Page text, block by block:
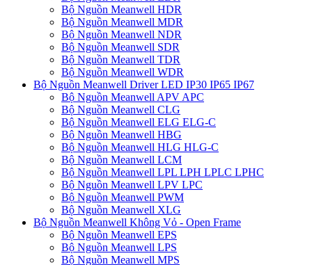
Bộ Nguồn Meanwell HDR
Bộ Nguồn Meanwell MDR
Bộ Nguồn Meanwell NDR
Bộ Nguồn Meanwell SDR
Bộ Nguồn Meanwell TDR
Bộ Nguồn Meanwell WDR
Bộ Nguồn Meanwell Driver LED IP30 IP65 IP67
Bộ Nguồn Meanwell APV APC
Bộ Nguồn Meanwell CLG
Bộ Nguồn Meanwell ELG ELG-C
Bộ Nguồn Meanwell HBG
Bộ Nguồn Meanwell HLG HLG-C
Bộ Nguồn Meanwell LCM
Bộ Nguồn Meanwell LPL LPH LPLC LPHC
Bộ Nguồn Meanwell LPV LPC
Bộ Nguồn Meanwell PWM
Bộ Nguồn Meanwell XLG
Bộ Nguồn Meanwell Không Vỏ - Open Frame
Bộ Nguồn Meanwell EPS
Bộ Nguồn Meanwell LPS
Bộ Nguồn Meanwell MPS